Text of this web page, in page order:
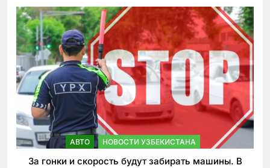
АВТО НОВОСТИ УЗБЕКИСТАНА
За гонки и скорость будут забирать машины. В